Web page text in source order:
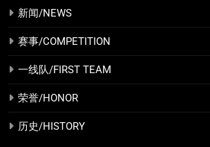
新闻/NEWS
赛事/COMPETITION
一线队/FIRST TEAM
荣誉/HONOR
历史/HISTORY